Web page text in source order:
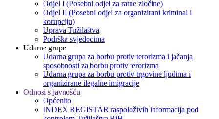
Odjel I (Posebni odjel za ratne zločine)
Odjel II (Posebni odjel za organizirani kriminal i
korupciju)
Uprava Tužilaštva
Podrška svjedocima
Udarne grupe
Udarna grupa za borbu protiv terorizma i jačanja
sposobnosti za borbu protiv terorizma
Udarna grupa za borbu protiv trgovine ljudima i
organizirane ilegalne imigracije
Odnosi s javnošću
Općenito
INDEX REGISTAR raspoloživih informacija pod